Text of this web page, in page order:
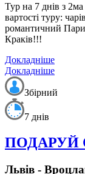
Тур на 7 днів з
вартості туру:
романтичний
Краків!!!
Докладніше
Докладніше
Збірний
7 днів
ПОДАРУЙ
Львів -